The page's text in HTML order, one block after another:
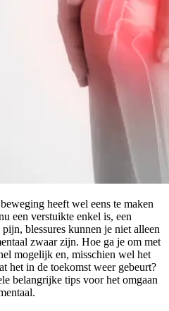
heeft wel eens te maken
een verstuikte enkel is, een
blessures kunnen je niet alleen
zwaar zijn. Hoe ga je om met
mogelijk en, misschien wel het
het in de toekomst weer gebeurt?
belangrijke tips voor het omgaan